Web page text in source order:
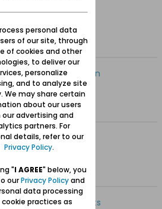
0 Likes
16:30
mit den Genen
0 Likes
07:04
09:47
des 19. Jahrhunderts
personal data
of our site, through
of cookies and other
to deliver our
personalize
and to analyze site
We may share certain
about our users
our advertising and
partners. For
details, refer to our
Privacy Policy.
"I AGREE" below, you
ourPrivacy Policyand
data processing
practices as